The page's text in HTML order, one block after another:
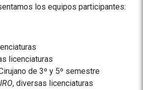
los equipos participantes:
licenciaturas
de 3º y 5º semestre
, diversas licenciaturas